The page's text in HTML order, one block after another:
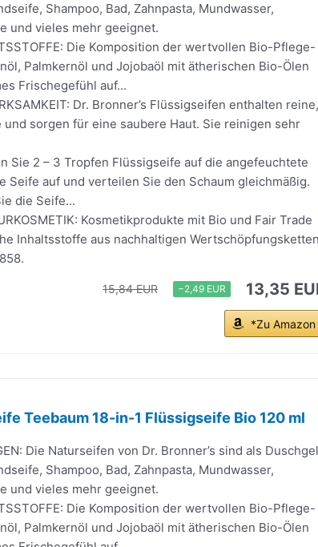
Shampoo, Bad, Zahnpasta, Mundwasser,
und vieles mehr geeignet.
Die Komposition der wertvollen Bio-Pflege-
Palmkernöl und Jojobaöl mit ätherischen Bio-Ölen
Frischegefühl auf...
Dr. Bronner’s Flüssigseifen enthalten reine,
sorgen für eine saubere Haut. Sie reinigen sehr
Sie 2 – 3 Tropfen Flüssigseife auf die angefeuchtete
Seife auf und verteilen Sie den Schaum gleichmäßig.
die Seife...
Kosmetikprodukte mit Bio und Fair Trade
Inhaltsstoffe aus nachhaltigen
15,84 EUR −2,49 EUR 13,35
*Zu Amazon
Teebaum 18-in-1 Flüssigseife Bio 120 ml
Die Naturseifen von Dr. Bronner’s sind als
Shampoo, Bad, Zahnpasta, Mundwasser,
und vieles mehr geeignet.
Die Komposition der wertvollen Bio-Pflege-
Palmkernöl und Jojobaöl mit ätherischen Bio-Ölen